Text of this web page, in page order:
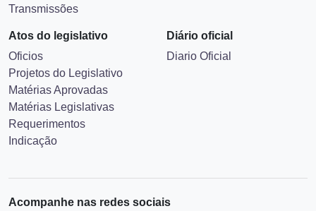
Transmissões
Atos do legislativo
Oficios
Projetos do Legislativo
Matérias Aprovadas
Matérias Legislativas
Requerimentos
Indicação
Diário oficial
Diario Oficial
Acompanhe nas redes sociais